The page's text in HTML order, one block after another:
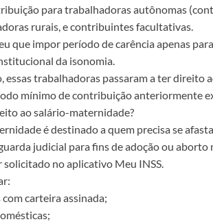
para trabalhadoras autônomas
rurais, e contribuintes facultativas.
que impor período de carência apenas
da isonomia.
essas trabalhadoras passaram a ter direito
mínimo de contribuição anteriormente
ao salário-maternidade?
é destinado a quem precisa se
judicial para fins de adoção ou
solicitado no aplicativo Meu INSS.
carteira assinada;